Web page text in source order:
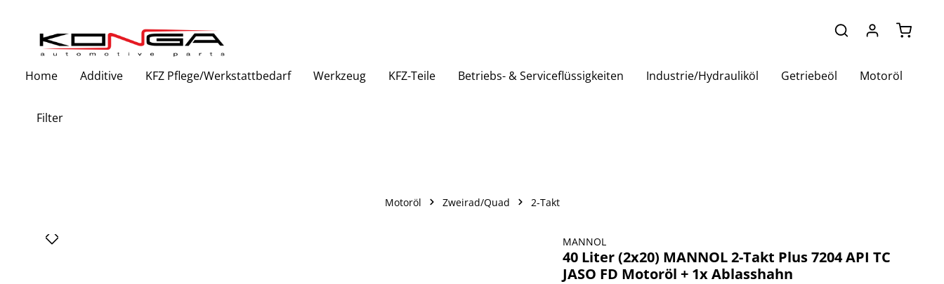
Home Additive KFZ Pflege/Werkstattbedarf Werkzeug KFZ-Teile Betriebs- & Serviceflüssigkeiten Industrie/Hydrauliköl Getriebeöl Motoröl
Filter
Motoröl Zweirad/Quad 2-Takt
Bildergalerie überspringen MANNOL
40 Liter (2x20) MANNOL 2-Takt Plus 7204 API TC
JASO FD Motoröl + 1x Ablasshahn